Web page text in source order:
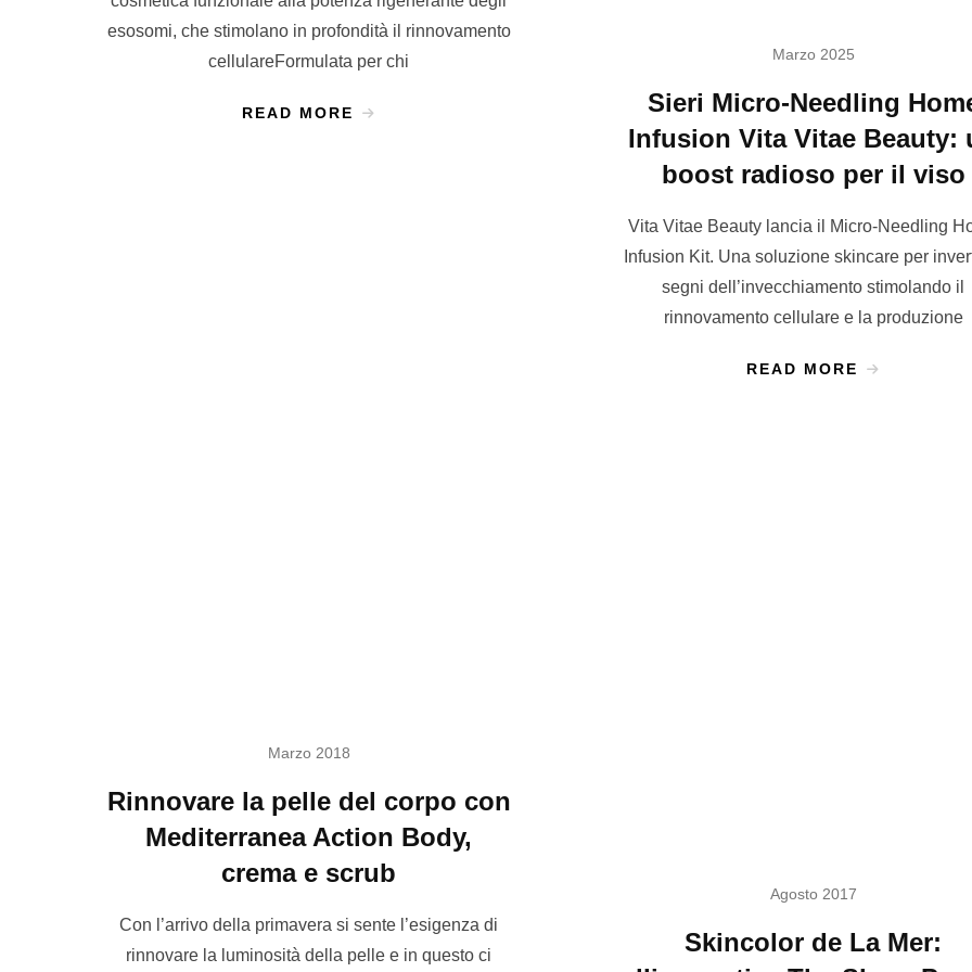
esosomi, che stimolano in profondità il rinnovamento
cellulareFormulata per chi
READ MORE
Marzo 2025
Sieri Micro-Needling
Infusion Vita Vitae Beauty:
boost radioso per il viso
Vita Vitae Beauty lancia il Micro-Needling
Infusion Kit. Una soluzione skincare per
segni dell’invecchiamento stimolando il
rinnovamento cellulare e la produzione
READ MORE
Marzo 2018
Rinnovare la pelle del corpo con
Mediterranea Action Body,
crema e scrub
Con l’arrivo della primavera si sente l’esigenza di
rinnovare la luminosità della pelle e in questo ci
Agosto 2017
Skincolor de La Mer: